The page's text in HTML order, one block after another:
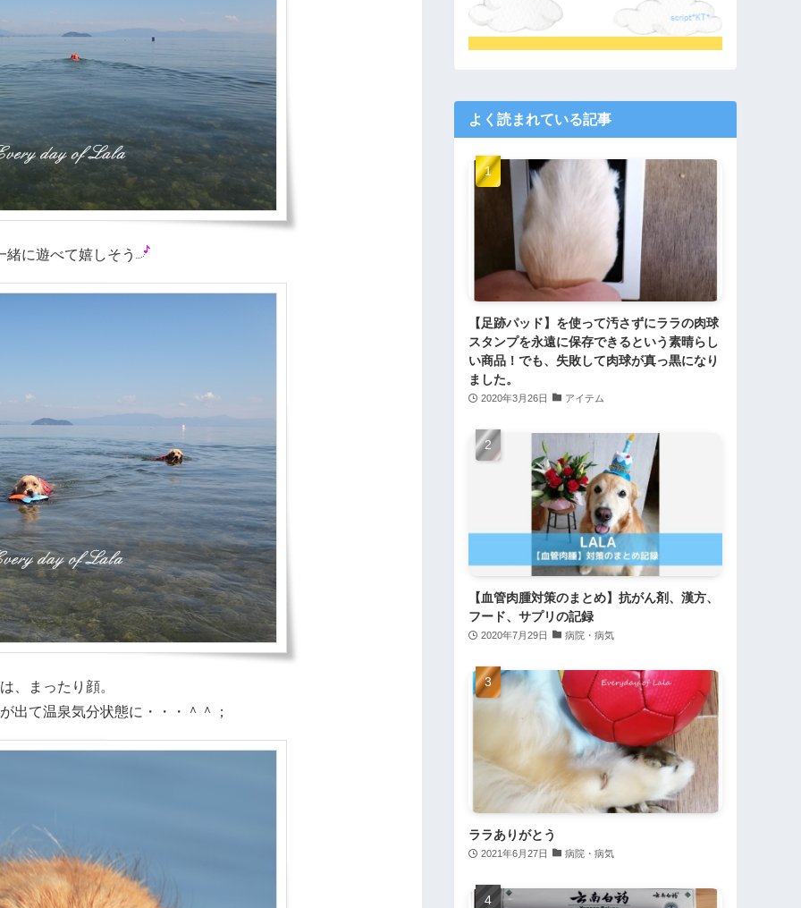
緒に遊べて嬉しそう
、まったり顔。
出て温泉気分状態に・・・＾＾；
よく読まれている記事
【足跡パッド】を使って汚さずにララの肉球
スタンプを永遠に保存できるという素晴らし
い商品！でも、失敗して肉球が真っ黒になり
ました。
2020年3月26日 アイテム
【血管肉腫対策のまとめ】抗がん剤、漢方、
フード、サプリの記録
2020年7月29日 病院・病気
ララありがとう
2021年6月27日 病院・病気